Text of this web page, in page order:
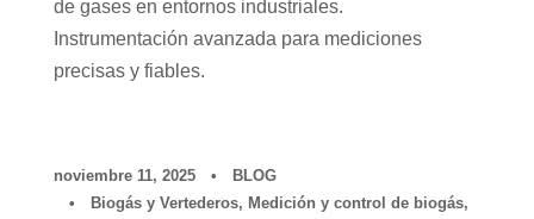
de gases en entornos industriales.
Instrumentación avanzada para mediciones
precisas y fiables.
noviembre 11, 2025 •
BLOG
•
Biogás y Vertederos, Medición y control de biogás,